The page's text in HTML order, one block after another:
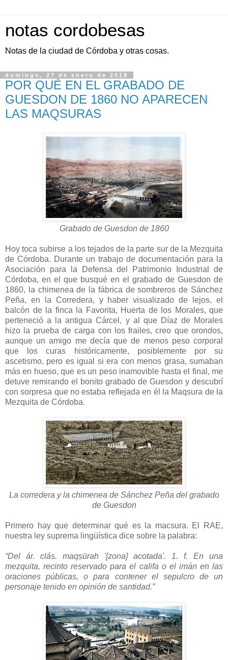
notas cordobesas
Notas de la ciudad de Córdoba y otras cosas.
domingo, 27 de enero de 2019
POR QUÉ EN EL GRABADO DE
GUESDON DE 1860 NO APARECEN
LAS MAQSURAS
Grabado de Guesdon de 1860
Hoy toca subirse a los tejados de la parte sur de la Mezquita
de Córdoba. Durante un trabajo de documentación para la
Asociación para la Defensa del Patrimonio Industrial de
Córdoba, en el que busqué en el grabado de Guesdon de
1860, la chimenea de la fábrica de sombreros de Sánchez
Peña, en la Corredera, y haber visualizado de lejos, el
balcón de la finca la Favorita, Huerta de los Morales, que
perteneció a la antigua Cárcel, y al que Díaz de Morales
hizo la prueba de carga con los frailes, creo que orondos,
aunque un amigo me decía que de menos peso corporal
que los curas históricamente, posiblemente por su
ascetismo, pero es igual si era con menos grasa, sumaban
más en hueso, que es un peso inamovible hasta el final, me
detuve remirando el bonito grabado de Guesdon y descubrí
con sorpresa que no estaba reflejada en él la Maqsura de la
Mezquita de Córdoba.
La corredera y la chimenea de Sánchez Peña del grabado
de Guesdon
Primero hay que determinar qué es la macsura. El RAE,
nuestra ley suprema lingüística dice sobre la palabra:
“Del ár. clás. maqṣūrah '[zona] acotada'. 1. f. En una
mezquita, recinto reservado para el califa o el imán en las
oraciones públicas, o para contener el sepulcro de un
personaje tenido en opinión de santidad.”